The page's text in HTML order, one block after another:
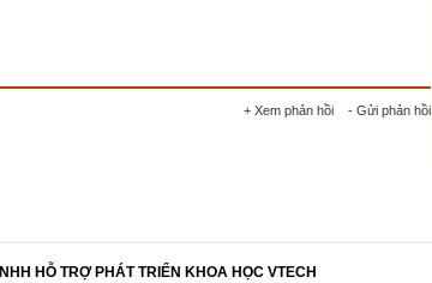
+ Xem phản hồi - Gửi phản hồi
HỖ TRỢ PHÁT TRIỂN KHOA HỌC VTECH